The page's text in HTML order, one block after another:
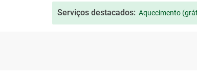
Serviços destacados: Aquecimento